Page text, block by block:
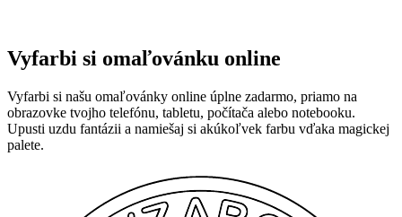
Vyfarbi si omaľovánku online
Vyfarbi si našu omaľovánky online úplne zadarmo, priamo na
obrazovke tvojho telefónu, tabletu, počítača alebo notebooku.
Upusti uzdu fantázii a namiešaj si akúkoľvek farbu vďaka magickej
palete.